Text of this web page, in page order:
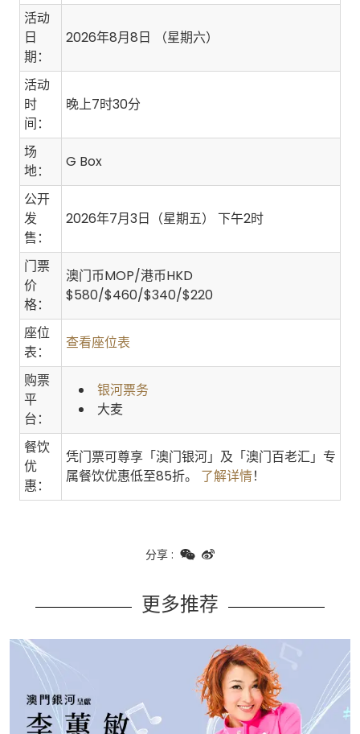
活动
日
期：
2026年8月8日 （星期六）
活动
时
间：
晚上7时30分
场
地：
G Box
公开
发
售：
2026年7月3日（星期五） 下午2时
门票
价
格：
澳门币MOP/港币HKD
$580/$460/$340/$220
座位
表：
查看座位表
购票
平
台：
银河票务
大麦
餐饮
优
惠：
凭门票可尊享「澳门银河」及「澳门百老汇」专
属餐饮优惠低至85折。 了解详情！
分享 :
更多推荐
Learn more